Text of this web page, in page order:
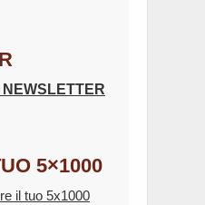
5×1000
il tuo 5x1000